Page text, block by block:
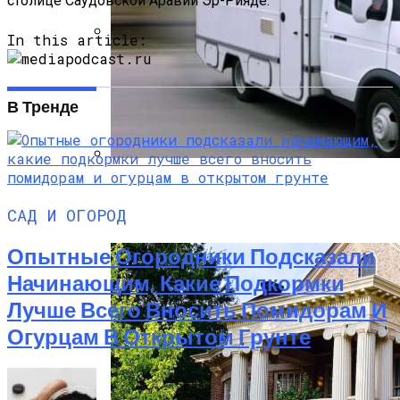
Растения-Вампиры: 15 Популярных
Домашних Цветов, Которые Крадут
Ваше Здоровье День За Днем
Дом На Колесах Своими Руками Из
Фото
In this article:
В Тренде
САД И ОГОРОД
Опытные Огородники Подсказали
Начинающим, Какие Подкормки
Лучше Всего Вносить Помидорам И
Огурцам В Открытом Грунте